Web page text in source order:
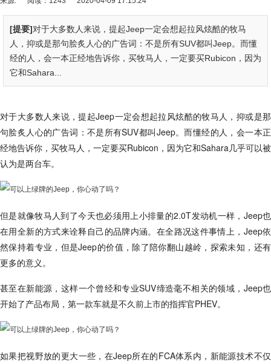
[提要]对于大多数人来说，提起Jeep一定会想起拉风炫酷的牧马
人，抑或是那句脍炙人心的广告词：不是所有SUV都叫Jeep。而懂
经的人，会一本正经地告诉你，买牧马人，一定要买Rubicon，因为
它和Sahara...
对于大多数人来说，提起Jeep一定会想起拉风炫酷的牧马人，抑或是那
句脍炙人心的广告词：不是所有SUV都叫Jeep。而懂经的人，会一本正
经地告诉你，买牧马人，一定要买Rubicon，因为它和Sahara几乎可以被
认为是两台车。
但是就像牧马人到了今天也必须用上小排量的2.0T发动机一样，Jeep也
在用全新的方式来诠释自己的品牌内涵。在全路况这件事情上，Jeep依
然保持着专业，但是Jeep的价值，除了陪你翻山越岭，探索未知，还有
更多的意义。
甚至在新能源，这样一个曾经和专业SUV缔造毫不相关的领域，Jeep也
开始了产品布局，第一款车就是不久前上市的指挥官PHEV。
如果把视野放的更大一些，在Jeep所在的FCA体系内，新能源技术不仅